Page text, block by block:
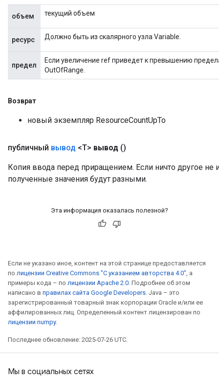
объем текущий объем
ресурс Должно быть из скалярного узла Variable.
предел
Если увеличение ref приведет к превышению
OutOfRange.
Возврат
новый экземпляр ResourceCountUpTo
публичный вывод <T> вывод ()
Копия ввода перед приращением. Если ничто другое
полученные значения будут разными.
Эта информация оказалась полезной?
Если не указано иное, контент на этой странице предоставляется
по лицензии Creative Commons "С указанием авторства 4.0", а
примеры кода – по лицензии Apache 2.0. Подробнее об этом
написано в правилах сайта Google Developers. Java – это
зарегистрированный товарный знак корпорации Oracle и/или ее
аффилированных лиц. Определенный контент лицензирован по
лицензии numpy.
Последнее обновление: 2025-07-26 UTC.
Мы в социальных сетях